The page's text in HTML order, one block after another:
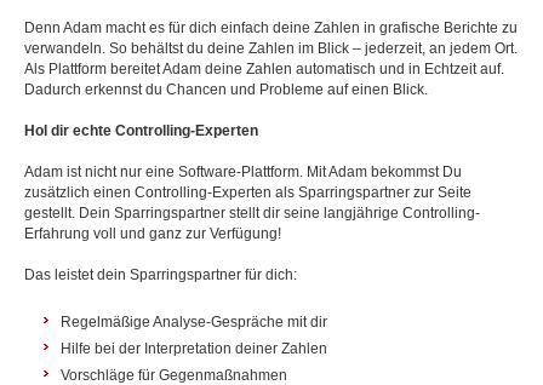
Denn Adam macht es für dich einfach deine Zahlen in grafische Berichte zu
verwandeln. So behältst du deine Zahlen im Blick – jederzeit, an jedem Ort.
Als Plattform bereitet Adam deine Zahlen automatisch und in Echtzeit auf.
Dadurch erkennst du Chancen und Probleme auf einen Blick.
Hol dir echte Controlling-Experten
Adam ist nicht nur eine Software-Plattform. Mit Adam bekommst Du
zusätzlich einen Controlling-Experten als Sparringspartner zur Seite
gestellt. Dein Sparringspartner stellt dir seine langjährige Controlling-
Erfahrung voll und ganz zur Verfügung!
Das leistet dein Sparringspartner für dich:
Regelmäßige Analyse-Gespräche mit dir
Hilfe bei der Interpretation deiner Zahlen
Vorschläge für Gegenmaßnahmen